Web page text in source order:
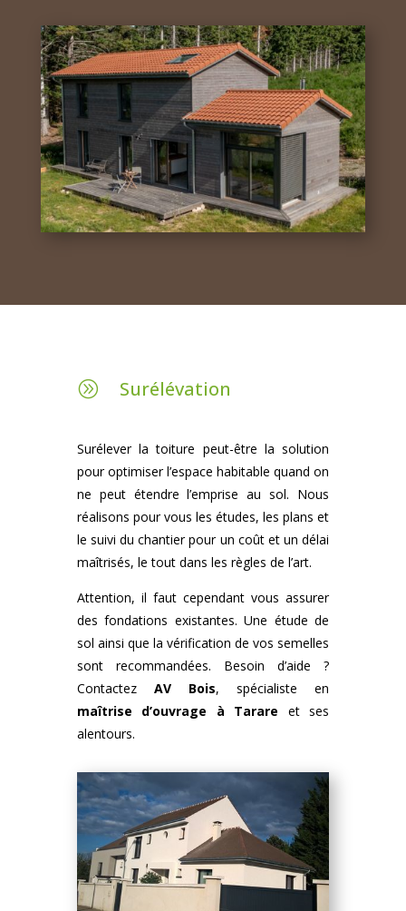
A Surélévation
Surélever la toiture peut-être la solution
pour optimiser l’espace habitable quand on
ne peut étendre l’emprise au sol. Nous
réalisons pour vous les études, les plans et
le suivi du chantier pour un coût et un délai
maîtrisés, le tout dans les règles de l’art.
Attention, il faut cependant vous assurer
des fondations existantes. Une étude de
sol ainsi que la vérification de vos semelles
sont recommandées. Besoin d’aide ?
Contactez AV Bois, spécialiste en
maîtrise d’ouvrage à Tarare et ses
alentours.